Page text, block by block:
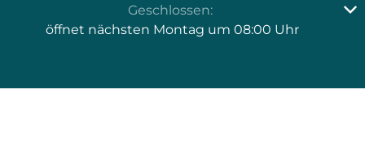
Klicken, um weitere Öffnungs- oder Schließzeiten
Geschlossen:
öffnet nächsten Montag um 08:00 Uhr